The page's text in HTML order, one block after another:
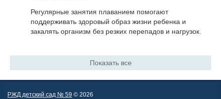
Регулярные занятия плаванием помогают
поддерживать здоровый образ жизни ребенка и
закалять организм без резких перепадов и нагрузок.
Показать все
РЖД детский сад № 59 © 2026